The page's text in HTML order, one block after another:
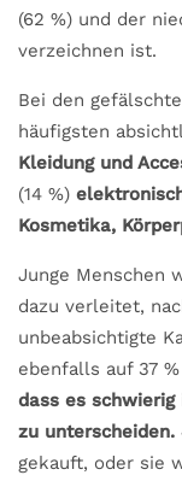
(62 %) und der
verzeichnen ist.
Bei den
häufigsten
Kleidung und
(14 %)
Kosmetika,
Junge Menschen
dazu verleitet,
unbeabsichtigte
ebenfalls auf 37 %
dass es
zu unterscheiden.
gekauft, oder sie